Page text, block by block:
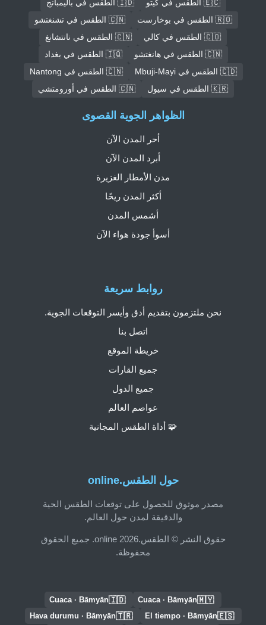
🇪🇨 الطقس في كيتو
🇮🇩 الطقس في باليمبانج
🇷🇴 الطقس في بوخارست
🇨🇳 الطقس في تشنغتشو
🇨🇴 الطقس في كالي
🇨🇳 الطقس في نانتشانغ
🇨🇳 الطقس في هانغتشو
🇮🇶 الطقس في بغداد
🇨🇩 الطقس في Mbuji-Mayi
🇨🇳 الطقس في Nantong
🇰🇷 الطقس في سيول
🇨🇳 الطقس في أورومتشي
حول الطقس.online
مصدر موثوق للحصول على توقعات الطقس الحية
والدقيقة لمدن حول العالم.
حقوق النشر © الطقس.online 2026. جميع الحقوق
محفوظة.
روابط سريعة
نحن ملتزمون بتقديم أدق وأيسر التوقعات الجوية.
اتصل بنا
خريطة الموقع
جميع القارات
جميع الدول
عواصم العالم
🧩 أداة الطقس المجانية
الظواهر الجوية القصوى
أحر المدن الآن
أبرد المدن الآن
مدن الأمطار الغزيرة
أكثر المدن ريحًا
أشمس المدن
أسوأ جودة هواء الآن
🇲🇾
Cuaca · Bāmyān
🇮🇩
Cuaca · Bāmyān
🇪🇸
El tiempo · Bāmyān
🇹🇷
Hava durumu · Bāmyān